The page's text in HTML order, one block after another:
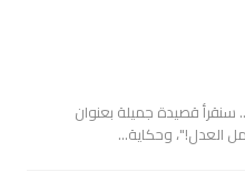
سنقرأ قصيدة جميلة بعنوان
العدل!"، وحكاية…